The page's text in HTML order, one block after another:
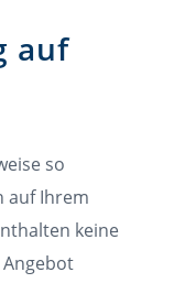
auf
so
auf Ihrem
keine